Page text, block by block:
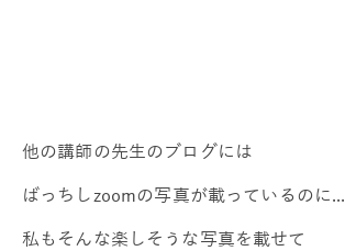
他の講師の先生のブログには
ばっちしzoomの写真が載っているのに...
私もそんな楽しそうな写真を載せて